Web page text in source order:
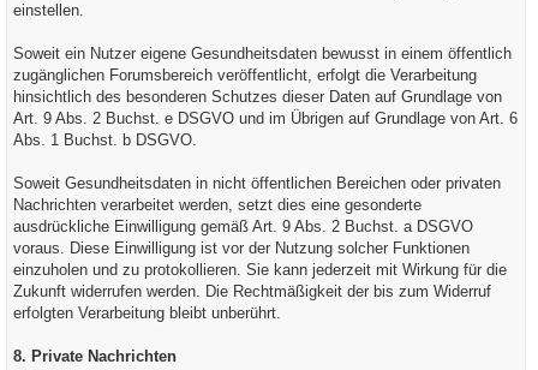
einstellen.
Soweit ein Nutzer eigene Gesundheitsdaten bewusst in einem öffentlich
zugänglichen Forumsbereich veröffentlicht, erfolgt die Verarbeitung
hinsichtlich des besonderen Schutzes dieser Daten auf Grundlage von
Art. 9 Abs. 2 Buchst. e DSGVO und im Übrigen auf Grundlage von Art. 6
Abs. 1 Buchst. b DSGVO.
Soweit Gesundheitsdaten in nicht öffentlichen Bereichen oder privaten
Nachrichten verarbeitet werden, setzt dies eine gesonderte
ausdrückliche Einwilligung gemäß Art. 9 Abs. 2 Buchst. a DSGVO
voraus. Diese Einwilligung ist vor der Nutzung solcher Funktionen
einzuholen und zu protokollieren. Sie kann jederzeit mit Wirkung für die
Zukunft widerrufen werden. Die Rechtmäßigkeit der bis zum Widerruf
erfolgten Verarbeitung bleibt unberührt.
8. Private Nachrichten